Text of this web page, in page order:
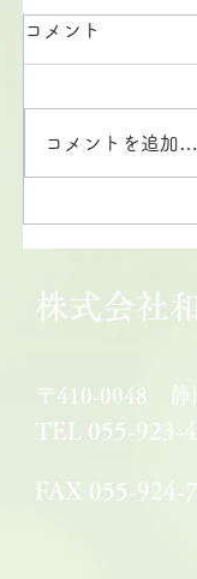
【2026和香園
コメント
コメントを追加…
株式会社
〒410-0048 静
TEL 055-923-
FAX 055-924-